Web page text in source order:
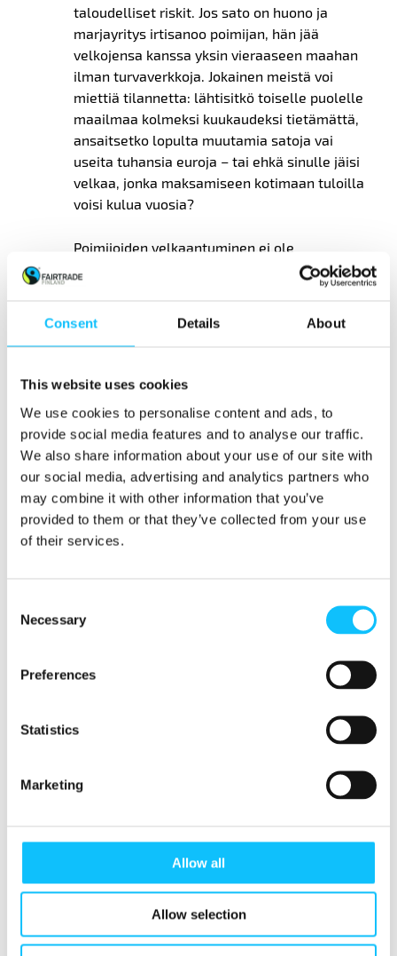
Consent Details About
This website uses cookies
We use cookies to personalise content and ads, to
provide social media features and to analyse our traffic.
We also share information about your use of our site with
our social media, advertising and analytics partners who
may combine it with other information that you’ve
provided to them or that they’ve collected from your use
of their services.
Selection
Necessary
Preferences
Statistics
Marketing
Allow all
Allow selection
taloudelliset riskit. Jos sato on huono ja
marjayritys irtisanoo poimijan, hän jää
velkojensa kanssa yksin vieraaseen maahan
ilman turvaverkkoja. Jokainen meistä voi
miettiä tilannetta: lähtisitkö toiselle puolelle
maailmaa kolmeksi kuukaudeksi tietämättä,
ansaitsetko lopulta muutamia satoja vai
useita tuhansia euroja – tai ehkä sinulle jäisi
velkaa, jonka maksamiseen kotimaan tuloilla
voisi kulua vuosia?
Poimijoiden velkaantuminen ei ole
ongelmatonta myöskään marjayrityksille ja
riskeihin ja muodostaa myös merkittävän
kestävälle liiketoiminnalle ja vaikeuttaa
Reilun kaupan kriteerien mukaan
marjayritysten on katettava poimijoiden
matkakulut ihmiskauppariskin vähentämiseksi.
Myös jälleenmyyjien ja teollisten valmistajien
on osallistuttava kustannuksiin.
toimitusketjulle
Jo yli kahden vuosikymmenen ajan marja-alan
teolliset valmistajat ja marjayritykset – ovat
vierittäneet vastuun marja-alan ongelmista
loputtava, ja jokaisen alan toimijan kannettava
ihmiskaupan ehkäisemisessä. Tämä
monimutkaisten alihankintaketjujen
purkamista sekävelkaannuttavan
rekrytointimallin poistamista.
Alan toimijat eivät ainoastaan tunne alan